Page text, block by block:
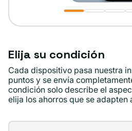
Elija su condición
Cada dispositivo pasa nuestra
puntos y se envía
condición solo describe el
elija los ahorros que se adapten